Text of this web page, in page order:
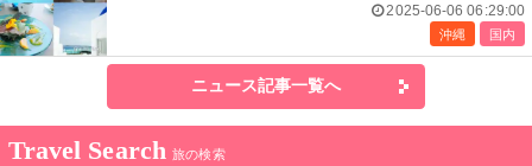
2025-06-06 06:29:00
沖縄 国内
ニュース記事一覧へ
Travel Search 旅の検索